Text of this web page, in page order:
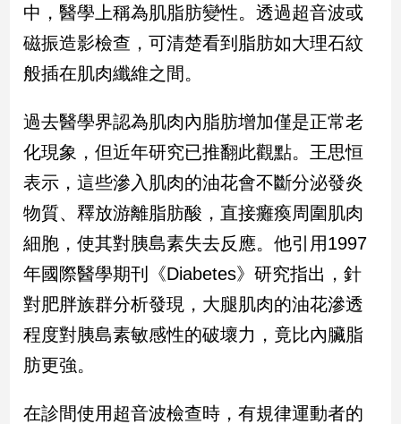
焦
觀
民
調
國
會
點
觀
點
兩
岸/
際
中，醫學上稱為肌脂肪變性。透過超音波或
磁振造影檢查，可清楚看到脂肪如大理石紋
般插在肌肉纖維之間。
過去醫學界認為肌肉內脂肪增加僅是正常老
化現象，但近年研究已推翻此觀點。王思恒
表示，這些滲入肌肉的油花會不斷分泌發炎
物質、釋放游離脂肪酸，直接癱瘓周圍肌肉
細胞，使其對胰島素失去反應。他引用1997
年國際醫學期刊《Diabetes》研究指出，針
對肥胖族群分析發現，大腿肌肉的油花滲透
程度對胰島素敏感性的破壞力，竟比內臟脂
肪更強。
在診間使用超音波檢查時，有規律運動者的